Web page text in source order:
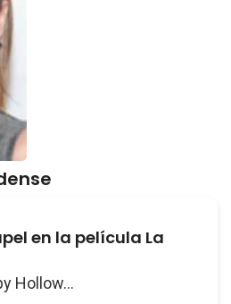
en la película La
Hollow...